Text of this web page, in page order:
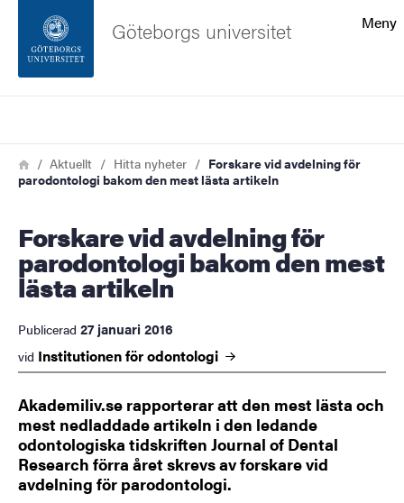
Sidfoten
Om webbplatsen
Meny
Göteborgs universitet
Länkstig
HemAktuellt Hitta nyheter
Forskare vid avdelning för
parodontologi bakom den mest lästa artikeln
Forskare vid avdelning för
parodontologi bakom den mest
lästa artikeln
Publicerad 27 januari 2016
vid Institutionen förodontologi
Akademiliv.se rapporterar att den mest lästa och
mest nedladdade artikeln i den ledande
odontologiska tidskriften Journal of Dental
Research förra året skrevs av forskare vid
avdelning för parodontologi.